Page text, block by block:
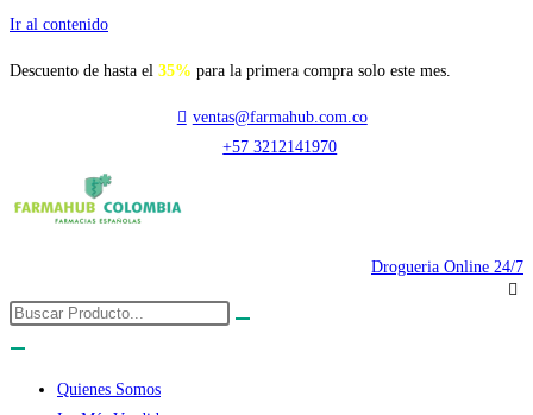
Ir al contenido
Descuento de hasta el 35% para la primera compra solo este mes.
ventas@farmahub.com.co
+57 3212141970
Drogueria Online 24/7
Quienes Somos